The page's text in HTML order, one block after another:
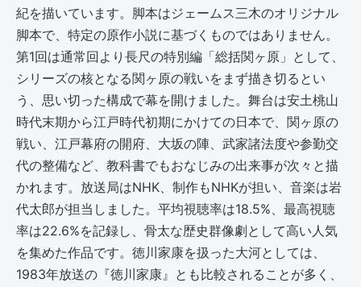
紀を描いています。脚本はジェームス三木のオリジナル
脚本で、特定の原作小説に基づくものではありません。
第1回は通常回より長尺の特別編「総括関ヶ原」として、
シリーズの核となる関ヶ原の戦いをまず描き切るとい
う、思い切った構成で幕を開けました。舞台は安土桃山
時代末期から江戸時代初期にかけての日本で、関ヶ原の
戦い、江戸幕府の開府、大坂の陣、武家諸法度や参勤交
代の整備など、教科書でもおなじみの出来事が次々と描
かれます。放送局はNHK、制作もNHKが担い、音楽は岩
代太郎が担当しました。平均視聴率は18.5%、最高視聴
率は22.6%を記録し、骨太な歴史群像劇として高い人気
を集めた作品です。徳川家康を扱った大河としては、
1983年放送の『徳川家康』とも比較されることが多く、